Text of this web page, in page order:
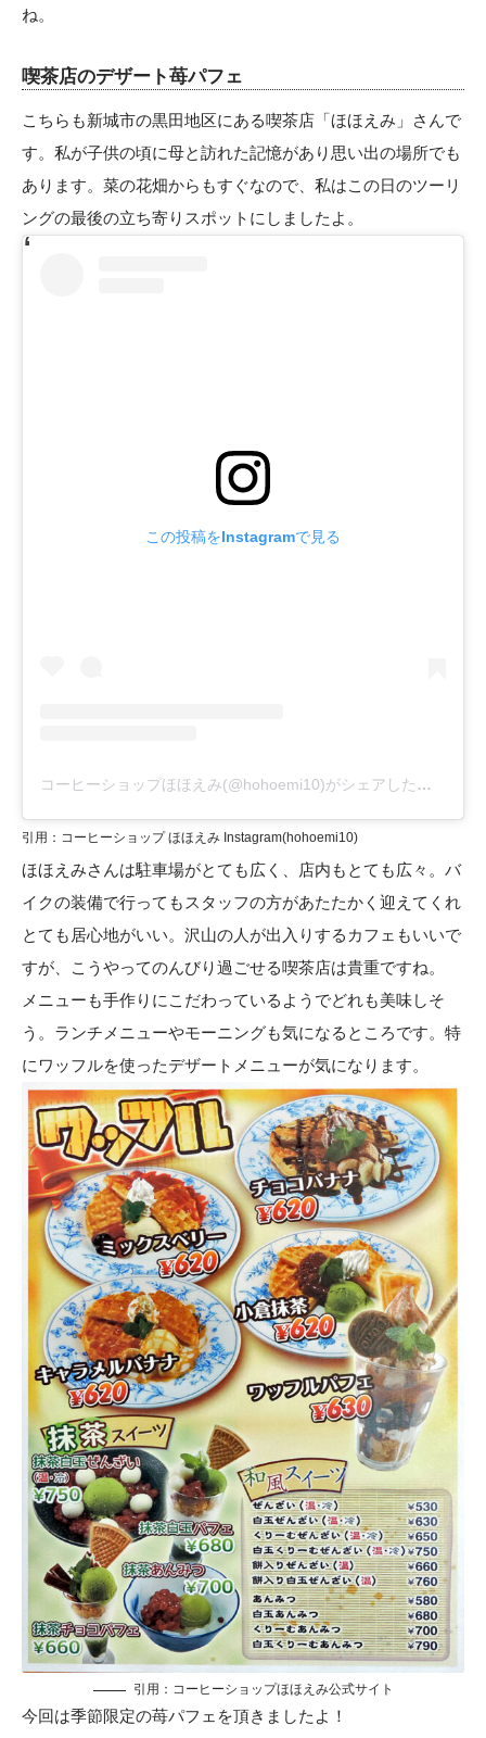
ね。
喫茶店のデザート苺パフェ
こちらも新城市の黒田地区にある喫茶店「ほほえみ 」さんで
す。私が子供の頃に母と訪れた記憶があり思い出の場所でも
あります。菜の花畑からもすぐなので、私はこの日のツーリ
ングの最後の立ち寄りスポットにしましたよ。
この投稿をInstagramで見る
コーヒーショップほほえみ(@hohoemi10)がシェアした投稿
引用：コーヒーショップ ほほえみ Instagram(hohoemi10)
ほほえみさんは駐車場がとても広く、店内もとても広々。バ
イクの装備で行ってもスタッフの方があたたかく迎えてくれ
とても居心地がいい。沢山の人が出入りするカフェもいいで
すが、こうやってのんびり過ごせる喫茶店は貴重ですね。
メニューも手作りにこだわっているようでどれも美味しそ
う。ランチメニューやモーニングも気になるところです。特
にワッフルを使ったデザートメニューが気になります。
引用： コーヒーショップほほえみ公式サイト
今回は季節限定の苺パフェを頂きましたよ！